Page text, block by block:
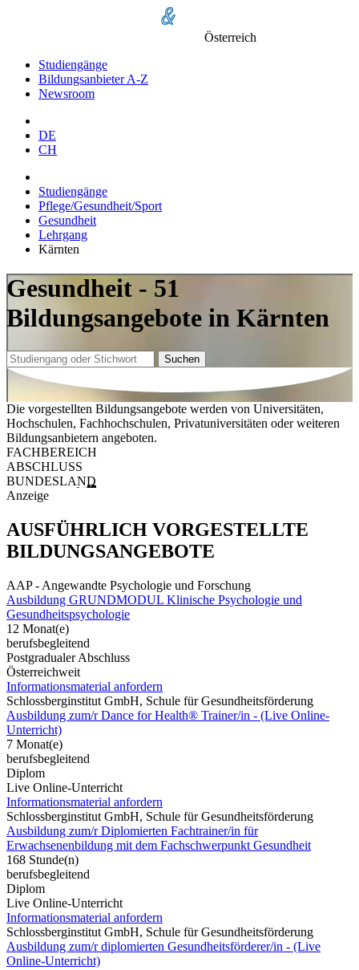
Österreich
Studiengänge
Bildungsanbieter A-Z
Newsroom
DE
CH
Studiengänge
Pflege/Gesundheit/Sport
Gesundheit
Lehrgang
Kärnten
Gesundheit - 51
Bildungsangebote in Kärnten
Suchen
Die vorgestellten Bildungsangebote werden von Universitäten,
Hochschulen, Fachhochschulen, Privatuniversitäten oder weiteren
Bildungsanbietern angeboten.
FACHBEREICH
ABSCHLUSS
BUNDESLAND
Anzeige
AUSFÜHRLICH VORGESTELLTE
BILDUNGSANGEBOTE
AAP - Angewandte Psychologie und Forschung
Ausbildung GRUNDMODUL Klinische Psychologie und
Gesundheitspsychologie
12 Monat(e)
berufsbegleitend
Postgradualer Abschluss
Österreichweit
Informationsmaterial anfordern
Schlossberginstitut GmbH, Schule für Gesundheitsförderung
Ausbildung zum/r Dance for Health® Trainer/in - (Live Online-
Unterricht)
7 Monat(e)
berufsbegleitend
Diplom
Live Online-Unterricht
Informationsmaterial anfordern
Schlossberginstitut GmbH, Schule für Gesundheitsförderung
Ausbildung zum/r Diplomierten Fachtrainer/in für
Erwachsenenbildung mit dem Fachschwerpunkt Gesundheit
168 Stunde(n)
berufsbegleitend
Diplom
Live Online-Unterricht
Informationsmaterial anfordern
Schlossberginstitut GmbH, Schule für Gesundheitsförderung
Ausbildung zum/r diplomierten Gesundheitsförderer/in - (Live
Online-Unterricht)